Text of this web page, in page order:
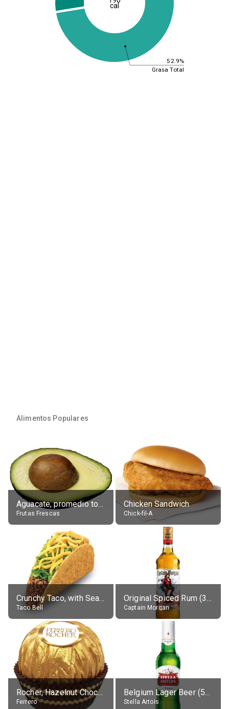
52.9%
Grasa Total
cal
Alimentos Populares
Aguacate, promedio todos variedades, crudo
Frutas Frescas
Chicken Sandwich
Chick-fil-A
Crunchy Taco, with Seasoned Beef
Taco Bell
Original Spiced Rum (35% alc.)
Captain Morgan
Rocher, Hazelnut Chocolate Ball
Ferrero
Belgium Lager Beer (5% alc.)
Stella Artois